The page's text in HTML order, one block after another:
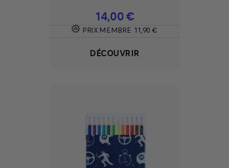
Prix
14,00 €
PRIX MEMBRE 11,90 €
DÉCOUVRIR